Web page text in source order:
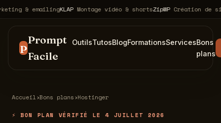
& emailingKLAPMontage vidéo & shortsZipWPCréation de
P
Prompt
Facile
OutilsTutosBlogFormationsServicesBons
plans
Accueil›Bons plans›Hostinger
⚡ BON PLAN VÉRIFIÉ LE 4 JUILLET 2026